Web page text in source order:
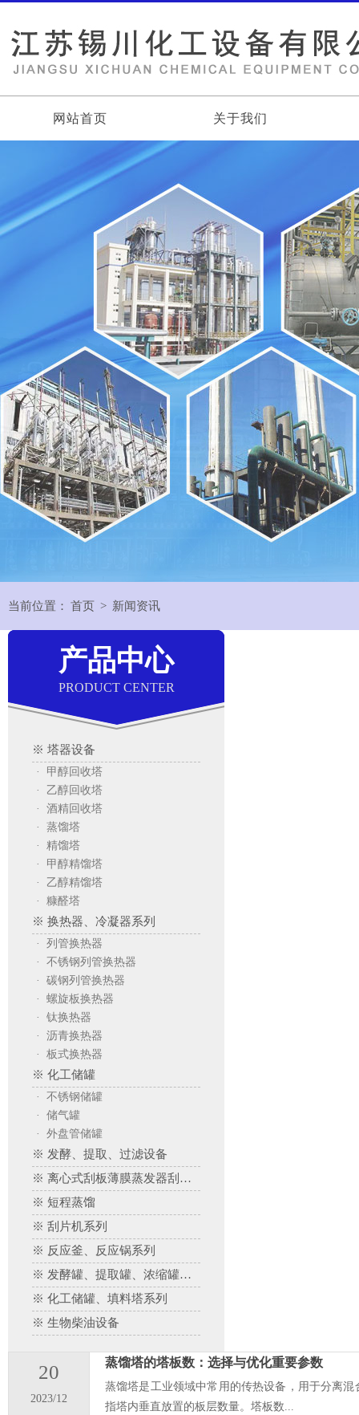
网站首页 关于我们
当前位置： 首页 > 新闻资讯
产品中心
PRODUCT CENTER
※ 塔器设备
· 甲醇回收塔
· 乙醇回收塔
· 酒精回收塔
· 蒸馏塔
· 精馏塔
· 甲醇精馏塔
· 乙醇精馏塔
· 糠醛塔
※ 换热器、冷凝器系列
· 列管换热器
· 不锈钢列管换热器
· 碳钢列管换热器
· 螺旋板换热器
· 钛换热器
· 沥青换热器
· 板式换热器
※ 化工储罐
· 不锈钢储罐
· 储气罐
· 外盘管储罐
※ 发酵、提取、过滤设备
※ 离心式刮板薄膜蒸发器刮板蒸发器、多效蒸发器
※ 短程蒸馏
※ 刮片机系列
※ 反应釜、反应锅系列
※ 发酵罐、提取罐、浓缩罐系列
※ 化工储罐、填料塔系列
※ 生物柴油设备
20
2023/12
蒸馏塔的塔板数：选择与优化重要参数
蒸馏塔是工业领域中常用的传热设备，用于分离
指塔内垂直放置的板层数量。塔板数...